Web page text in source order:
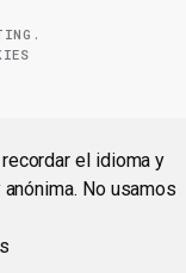
el idioma y
No usamos